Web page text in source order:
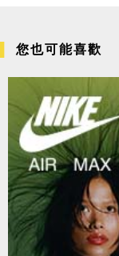
您也可能喜歡